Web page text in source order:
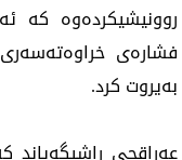
روونیشیكرده‌وه‌ كه‌
فشاره‌ی
به‌یروت كرد.
عه‌راقچی‌ راشیگه‌یاند